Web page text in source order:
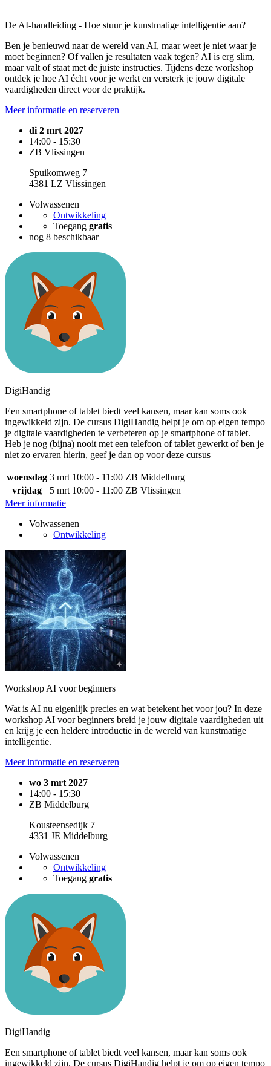
De AI-handleiding - Hoe stuur je kunstmatige intelligentie aan?
Ben je benieuwd naar de wereld van AI, maar weet je niet waar je
moet beginnen? Of vallen je resultaten vaak tegen? AI is erg slim,
maar valt of staat met de juiste instructies. Tijdens deze workshop
ontdek je hoe AI écht voor je werkt en versterk je jouw digitale
vaardigheden direct voor de praktijk.
Meer informatie en reserveren
di 2 mrt 2027
14:00 - 15:30
ZB Vlissingen
Spuikomweg 7
4381 LZ Vlissingen
Volwassenen
Ontwikkeling
Toegang gratis
nog 8 beschikbaar
DigiHandig
Een smartphone of tablet biedt veel kansen, maar kan soms ook
ingewikkeld zijn. De cursus DigiHandig helpt je om op eigen tempo
je digitale vaardigheden te verbeteren op je smartphone of tablet.
Heb je nog (bijna) nooit met een telefoon of tablet gewerkt of ben je
niet zo ervaren hierin, geef je dan op voor deze cursus
woensdag 3 mrt 10:00 - 11:00 ZB Middelburg
vrijdag
5 mrt 10:00 - 11:00 ZB Vlissingen
Meer informatie
Volwassenen
Ontwikkeling
Workshop AI voor beginners
Wat is AI nu eigenlijk precies en wat betekent het voor jou? In deze
workshop AI voor beginners breid je jouw digitale vaardigheden uit
en krijg je een heldere introductie in de wereld van kunstmatige
intelligentie.
Meer informatie en reserveren
wo 3 mrt 2027
14:00 - 15:30
ZB Middelburg
Kousteensedijk 7
4331 JE Middelburg
Volwassenen
Ontwikkeling
Toegang gratis
DigiHandig
Een smartphone of tablet biedt veel kansen, maar kan soms ook
ingewikkeld zijn. De cursus DigiHandig helpt je om op eigen tempo